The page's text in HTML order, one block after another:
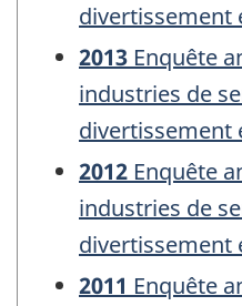
divertissement
2013 Enquête
industries de
divertissement
2012 Enquête
industries de
divertissement
2011 Enquête